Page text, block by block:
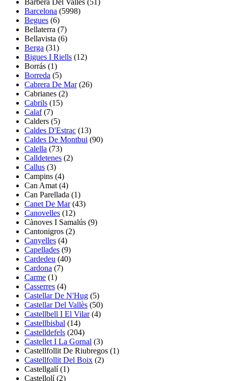
Barcelona (5998)
Begues (6)
Bellaterra (7)
Bellavista (6)
Berga (31)
Bigues I Riells (12)
Borrás (1)
Borreda (5)
Cabrera De Mar(26)
Cabrianes (2)
Cabrils (15)
Calaf(7)
Calders (5)
Caldes D'Estrac (13)
Caldes De Montbui (90)
Calella (73)
Calldetenes (2)
Callus (3)
Campins (4)
Can Amat (4)
Can Parellada (1)
Canet De Mar(43)
Canovelles (12)
Cànoves I Samalús (9)
Cantonigros (2)
Canyelles (4)
Capellades (9)
Cardedeu (40)
Cardona (7)
Carme (1)
Casserres (4)
Castellar De N'Hug (5)
Castellar Del Vallès (50)
Castellbell I El Vilar(4)
Castellbisbal (14)
Castelldefels (204)
Castellet I La Gornal (3)
Castellfollit De Riubregos (1)
Castellfollit Del Boix (2)
Castellgalí(1)
Castellolí(2)